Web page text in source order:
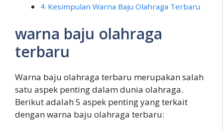
Kesimpulan Warna Baju Olahraga Terbaru
warna baju olahraga
terbaru
Warna baju olahraga terbaru merupakan salah
satu aspek penting dalam dunia olahraga.
Berikut adalah 5 aspek penting yang terkait
dengan warna baju olahraga terbaru: